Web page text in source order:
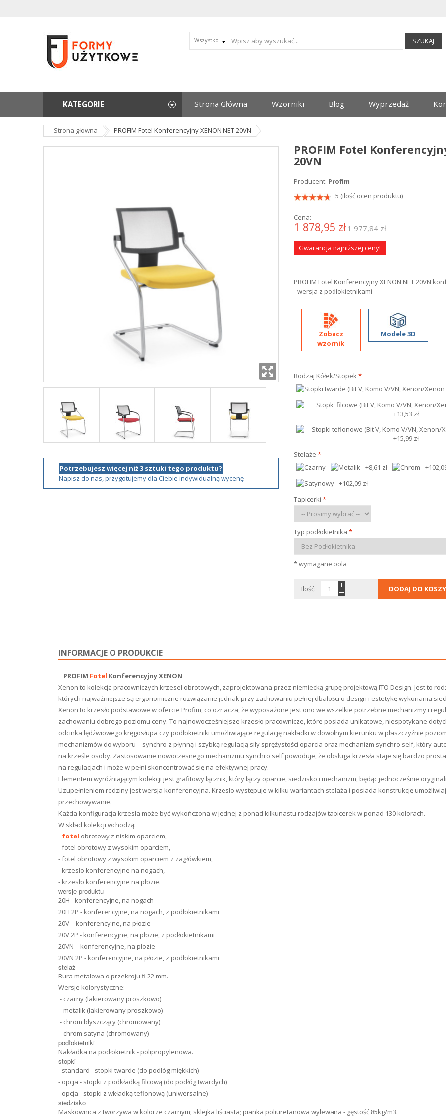
Wszystko SZUKAJ
Strona Główna Wzorniki Blog Wyprzedaż
KATEGORIE
Strona głowna PROFIM Fotel Konferencyjny XENON NET 20VN
Potrzebujesz więcej niż 3 sztuki tego produktu?
Napisz do nas, przygotujemy dla Ciebie indywidualną wycenę
PROFIM Fotel
20VN
Producent: Profim
5 (ilość ocen produktu)
Cena:
1 878,95 zł1 977,84 zł
Gwarancja najniższej ceny!
PROFIM Fotel Konferencyjny XENON NET 20VN
- wersja z podłokietnikami
Zobacz
wzornik
Modele 3D
Rodzaj Kółek/Stopek*
Stelaże *
Tapicerki *
Typ podłokietnika *
* wymagane pola
Ilość: DODAJ DO
INFORMACJE O PRODUKCIE
PROFIM Fotel KonferencyjnyXENON
Xenon to kolekcja pracowniczych krzeseł obrotowych, zaprojektowana przez niemiecką grupę projektową ITO Design. Jest to
których najważniejsze są ergonomiczne rozwiązanie jednak przy zachowaniu pełnej dbałości o design i estetykę wykonania
Xenon to krzesło podstawowe w ofercie Profim, co oznacza, że wyposażone jest ono we wszelkie potrzebne mechanizmy i
zachowaniu dobrego poziomu ceny. To najnowocześniejsze krzesło pracownicze, które posiada unikatowe, niespotykane
odcinka lędźwiowego kręgosłupa czy podłokietniki umożliwiające regulację nakładki w dowolnym kierunku w płaszczyźnie
mechanizmów do wyboru – synchro z płynną i szybką regulacją siły sprężystości oparcia oraz mechanizm synchro self, który
na krześle osoby. Zastosowanie nowoczesnego mechanizmu synchro self powoduje, że obsługa krzesła staje się bardzo
na regulacjach i może w pełni skoncentrować się na efektywnej pracy.
Elementem wyróżniającym kolekcji jest grafitowy łącznik, który łączy oparcie, siedzisko i mechanizm, będąc jednocześnie
Uzupełnieniem rodziny jest wersja konferencyjna. Krzesło występuje w kilku wariantach stelaża i posiada konstrukcję
przechowywanie.
Każda konfiguracja krzesła może być wykończona w jednej z ponad kilkunastu rodzajów tapicerek w ponad 130 kolorach.
W skład kolekcji wchodzą:
- fotel obrotowy z niskim oparciem,
- fotel obrotowy z wysokim oparciem,
- fotel obrotowy z wysokim oparciem z zagłówkiem,
- krzesło konferencyjne na nogach,
- krzesło konferencyjne na płozie.
wersje produktu
20H - konferencyjne, na nogach
20H 2P - konferencyjne, na nogach, z podłokietnikami
20V - konferencyjne, na płozie
20V 2P - konferencyjne, na płozie, z podłokietnikami
20VN - konferencyjne, na płozie
20VN 2P - konferencyjne, na płozie, z podłokietnikami
stelaż
Rura metalowa o przekroju fi 22 mm.
Wersje kolorystyczne:
- czarny (lakierowany proszkowo)
- metalik (lakierowany proszkowo)
- chrom błyszczący (chromowany)
- chrom satyna (chromowany)
podłokietniki
Nakładka na podłokietnik - polipropylenowa.
stopki
- standard - stopki twarde (do podłóg miękkich)
- opcja - stopki z podkładką filcową (do podłóg twardych)
- opcja - stopki z wkładką teflonową (uniwersalne)
siedzisko
Maskownica z tworzywa w kolorze czarnym; sklejka liściasta; pianka poliuretanowa wylewana - gęstość 85kg/m3.